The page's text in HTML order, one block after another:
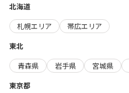
北海道
札幌エリア
帯広エリア
東北
青森県
岩手県 宮城県
東京都